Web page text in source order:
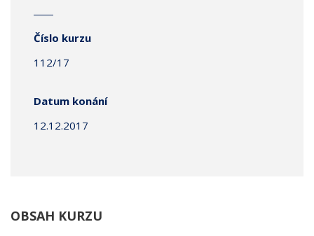
Číslo kurzu
112/17
Datum konání
12.12.2017
OBSAH KURZU